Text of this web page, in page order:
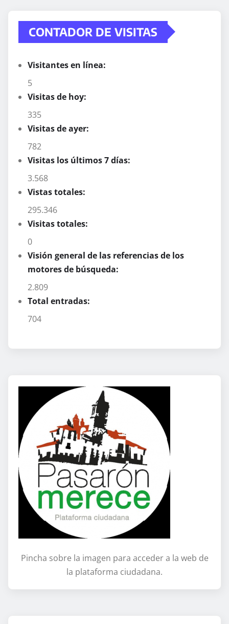
CONTADOR DE VISITAS
Visitantes en línea:
5
Visitas de hoy:
335
Visitas de ayer:
782
Visitas los últimos 7 días:
3.568
Vistas totales:
295.346
Visitas totales:
0
Visión general de las referencias de los
motores de búsqueda:
2.809
Total entradas:
704
Pincha sobre la imagen para acceder a la web de
la plataforma ciudadana.